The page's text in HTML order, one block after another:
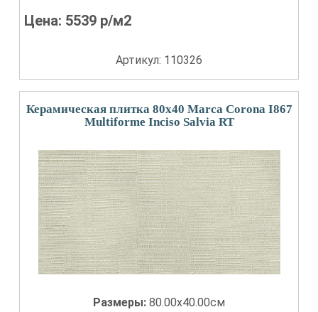
Цена: 5539 р/м2
Артикул: 110326
Керамическая плитка 80x40 Marca Corona I867
Multiforme Inciso Salvia RT
Размеры: 80.00x40.00см